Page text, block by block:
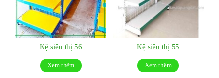
Kệ siêu thị 56
Xem thêm
Kệ siêu thị 55
Xem thêm